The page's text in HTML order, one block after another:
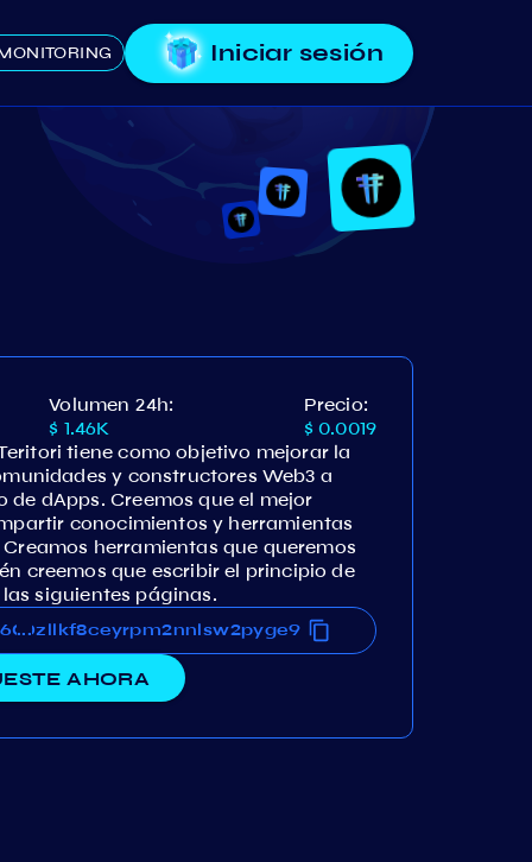
Iniciar sesión
Volumen 24h:
$ 1.46K
Precio:
$ 0.0019
tiene como objetivo mejorar la
y constructores Web3 a
dApps. Creemos que el mejor
conocimientos y herramientas
herramientas que queremos
creemos que escribir el principio de
siguientes páginas.
...
AHORA